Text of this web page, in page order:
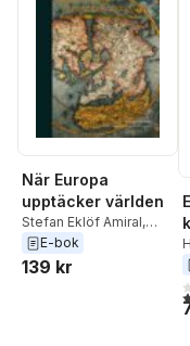
När Europa
upptäcker världen
Stefan Eklöf Amiral,
Thomas Reinertsen
Berg ,Inger Enkvist
E-bok
139 kr